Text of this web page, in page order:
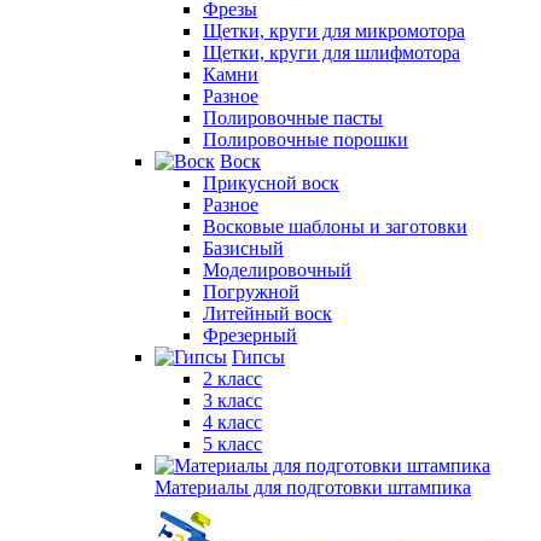
Фрезы
Щетки, круги для микромотора
Щетки, круги для шлифмотора
Камни
Разное
Полировочные пасты
Полировочные порошки
Воск
Прикусной воск
Разное
Восковые шаблоны и заготовки
Базисный
Моделировочный
Погружной
Литейный воск
Фрезерный
Гипсы
2 класс
3 класс
4 класс
5 класс
Материалы для подготовки штампика